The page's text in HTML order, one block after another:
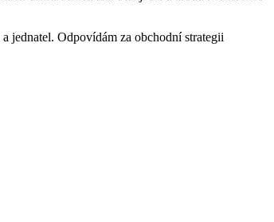
jednatel. Odpovídám za obchodní strategii